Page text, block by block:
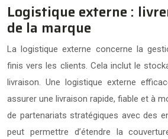
Logistique externe :
de la marque
La logistique externe concerne la
finis vers les clients. Cela inclut le
livraison. Une logistique externe
assurer une livraison rapide, fiable et à
de partenariats stratégiques avec des
peut permettre d’étendre la